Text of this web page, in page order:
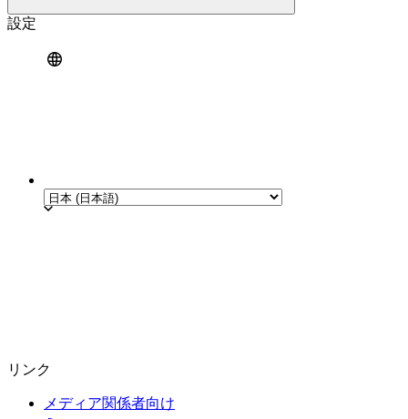
設定
リンク
メディア関係者向け